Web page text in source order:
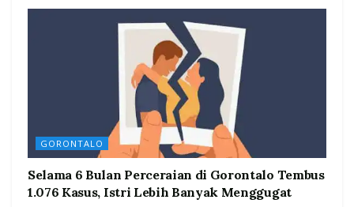
GORONTALO
Selama 6 Bulan Perceraian di Gorontalo Tembus
1.076 Kasus, Istri Lebih Banyak Menggugat